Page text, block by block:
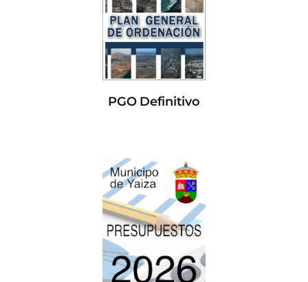
PGO Definitivo